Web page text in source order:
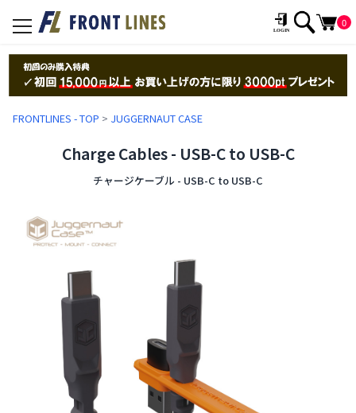
toggle
navigation
0
FRONTLINES - TOP > JUGGERNAUT CASE
Charge Cables - USB-C to USB-C
チャージケーブル - USB-C to USB-C